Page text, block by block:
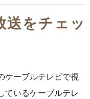
送をチェッ
ケーブルテレビで視
ているケーブルテレ